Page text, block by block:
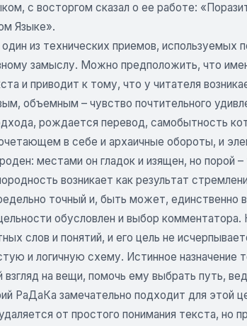
с восторгом сказал о ее работе:
Языке».
из технических приемов, используемых
замыслу. Можно предположить, что
и приводит к тому, что у читателя
объемным – чувство почтительного
рождается перевод, самобытность
в себе и архаичные обороты, и
местами он гладок и изящен, но порой
возникает как результат
точный и, быть может, единственно
обусловлен и выбор комментатора.
слов и понятий, и его цель не
и логичную схему. Истинное назначение
на вещи, помочь ему выбрать путь,
РаДаКа замечательно подходит для этой
от простого понимания текста, но